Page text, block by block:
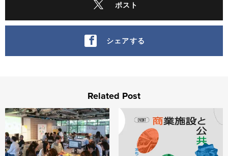
ポスト
シェアする
Related Post
Service Design Jam vol.4 他社のサービスを勝手に考える
【アーカイブ配信】商業施